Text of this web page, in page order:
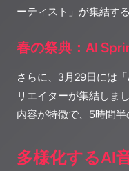
ーティスト」が集結す
春の祭典：AI
さらに、3月29日には「
リエイターが集結しま
内容が特徴で、5時間
多様化するAI